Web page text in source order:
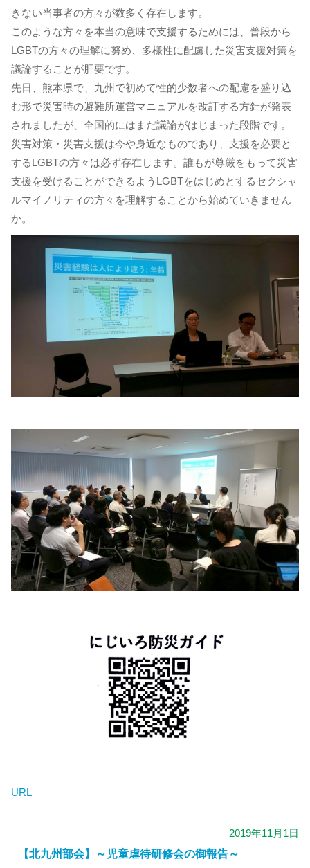
きない当事者の方々が数多く存在します。
このような方々を本当の意味で支援するためには、普段から
LGBTの方々の理解に努め、多様性に配慮した災害支援対策を
議論することが肝要です。
先日、熊本県で、九州で初めて性的少数者への配慮を盛り込
む形で災害時の避難所運営マニュアルを改訂する方針が発表
されましたが、全国的にはまだ議論がはじまった段階です。
災害対策・災害支援は今や身近なものであり、支援を必要と
するLGBTの方々は必ず存在します。誰もが尊厳をもって災害
支援を受けることができるようLGBTをはじめとするセクシャ
ルマイノリティの方々を理解することから始めていきません
か。
URL
2019年11月1日
【北九州部会】～児童虐待研修会の御報告～